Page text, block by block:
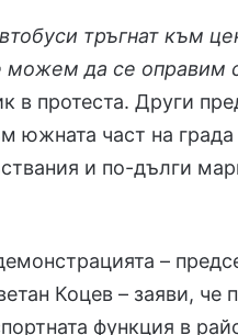
тръгнат към
можем да се оправим
в протеста. Други
южната част на
и по-дълги
–
Коцев – заяви, че
функция в